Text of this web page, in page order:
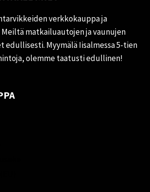
verkkokauppa ja
matkailuautojen ja vaunujen
edullisesti. Myymälä Iisalmessa 5-tien
olemme taatusti edullinen!